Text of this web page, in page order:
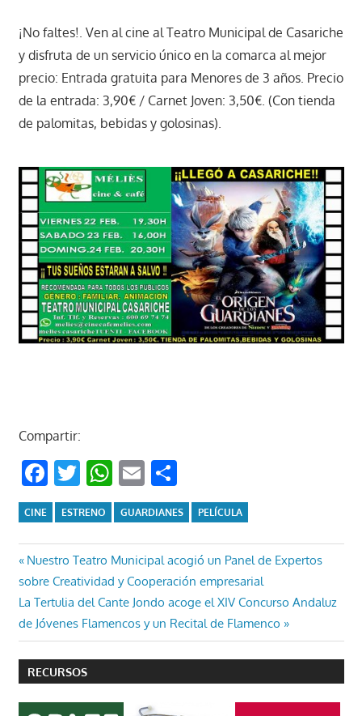
¡No faltes!. Ven al cine al Teatro Municipal de Casariche
y disfruta de un servicio único en la comarca al mejor
precio: Entrada gratuita para Menores de 3 años. Precio
de la entrada: 3,90€ / Carnet Joven: 3,50€. (Con tienda
de palomitas, bebidas y golosinas).
Compartir:
Facebook
Twitter
WhatsApp
EmailCompartir
CINE ESTRENO GUARDIANES PELÍCULA
Navegación
de
entradas
Entrada
anterior:
Nuestro Teatro Municipal acogió un Panel de Expertos
sobre Creatividad y Cooperación empresarial
Entrada
siguiente:
La Tertulia del Cante Jondo acoge el XIV Concurso Andaluz
de Jóvenes Flamencos y un Recital de Flamenco
RECURSOS